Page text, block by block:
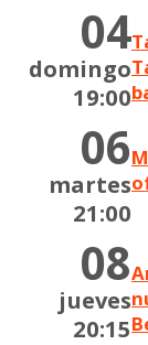
04
domingo
19:00
Tango en directo - Kanbalatxe
06
martes
21:00
MERCURY REV "Celebrating 25 years
08
jueves
20:15
Amorante - presentación de su